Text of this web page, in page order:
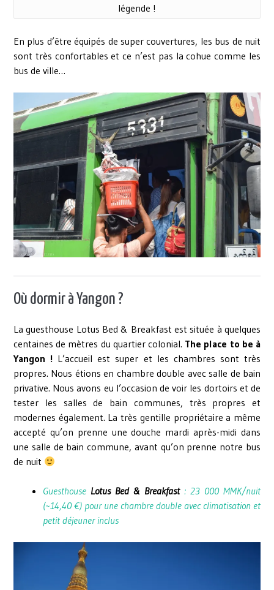
légende !
En plus d’être équipés de super couvertures, les bus de nuit
sont très confortables et ce n’est pas la cohue comme les
bus de ville…
Où dormir à Yangon ?
La guesthouse Lotus Bed & Breakfast est située à quelques
centaines de mètres du quartier colonial. The place to be à
Yangon ! L’accueil est super et les chambres sont très
propres. Nous étions en chambre double avec salle de bain
privative. Nous avons eu l’occasion de voir les dortoirs et de
tester les salles de bain communes, très propres et
modernes également. La très gentille propriétaire a même
accepté qu’on prenne une douche mardi après-midi dans
une salle de bain commune, avant qu’on prenne notre bus
de nuit
Guesthouse Lotus Bed & Breakfast: 23 000 MMK/nuit
(~14,40 €) pour une chambre double avec climatisation et
petit déjeuner inclus